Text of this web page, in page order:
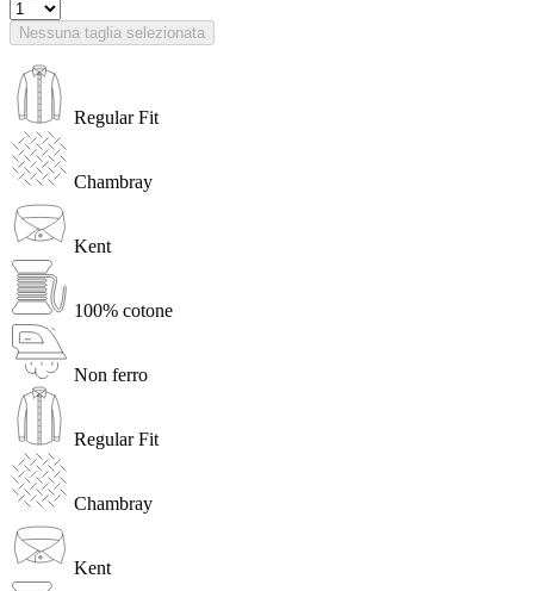
Nessuna taglia selezionata
Regular Fit
Chambray
Kent
100% cotone
Non ferro
Regular Fit
Chambray
Kent